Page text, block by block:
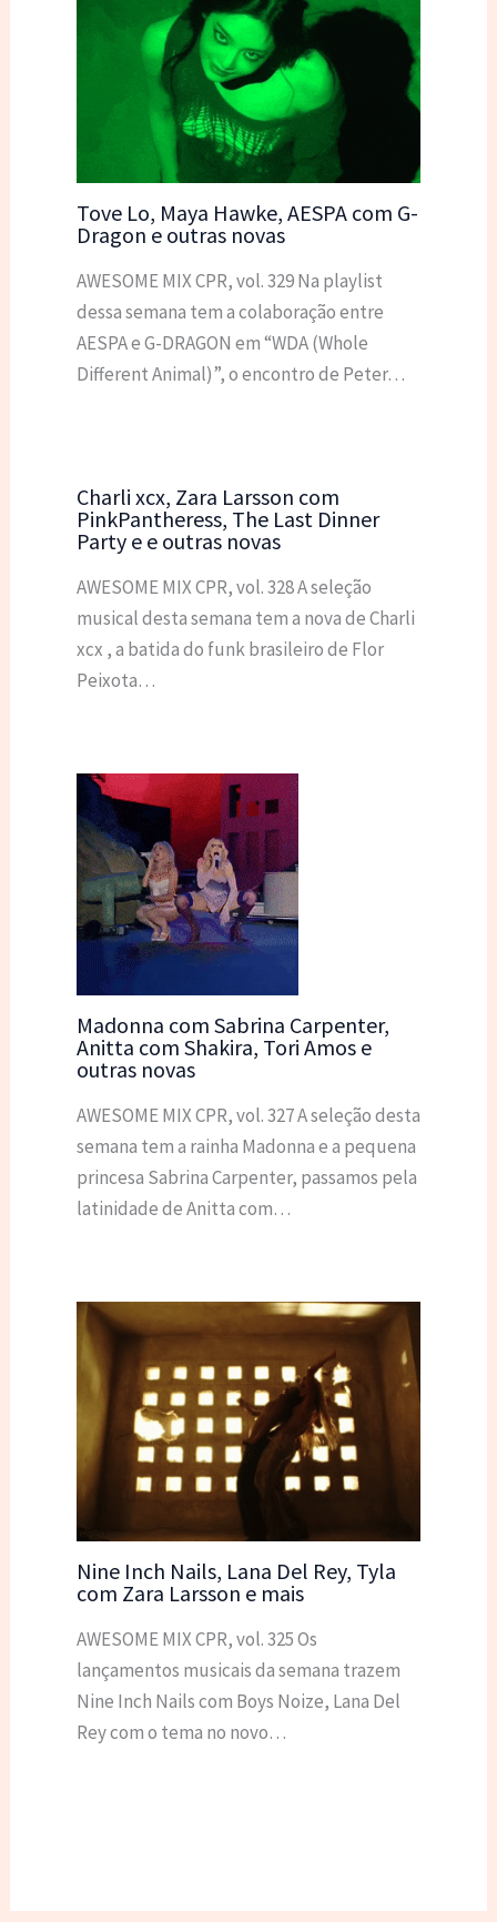
Tove Lo, Maya Hawke, AESPA com G-
Dragon e outras novas
AWESOME MIX CPR, vol. 329 Na playlist
dessa semana tem a colaboração entre
AESPA e G-DRAGON em “WDA (Whole
Different Animal)”, o encontro de Peter…
Charli xcx, Zara Larsson com
PinkPantheress, The Last Dinner
Party e e outras novas
AWESOME MIX CPR, vol. 328 A seleção
musical desta semana tem a nova de Charli
xcx , a batida do funk brasileiro de Flor
Peixota…
Madonna com Sabrina Carpenter,
Anitta com Shakira, Tori Amos e
outras novas
AWESOME MIX CPR, vol. 327 A seleção desta
semana tem a rainha Madonna e a pequena
princesa Sabrina Carpenter, passamos pela
latinidade de Anitta com…
Nine Inch Nails, Lana Del Rey, Tyla
com Zara Larsson e mais
AWESOME MIX CPR, vol. 325 Os
lançamentos musicais da semana trazem
Nine Inch Nails com Boys Noize, Lana Del
Rey com o tema no novo…